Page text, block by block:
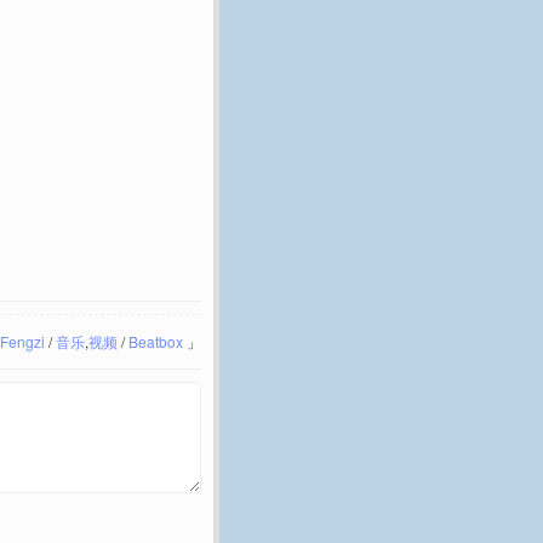
Fengzi /音乐,视频/Beatbox 」